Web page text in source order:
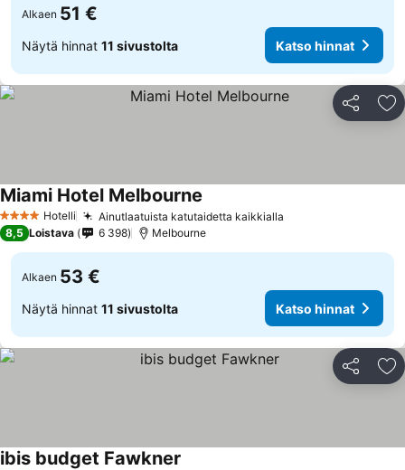
Alkaen 51 €
Näytä hinnat 11 sivustolta Katso hinnat
Jaa
4 Tähtiluokitus
Hotelli Ainutlaatuista katutaidetta kaikkialla
Miami Hotel Melbourne
8,5 Loistava 6 398 Melbourne
Alkaen 53 €
Näytä hinnat 11 sivustolta Katso hinnat
Jaa
ibis budget Fawkner